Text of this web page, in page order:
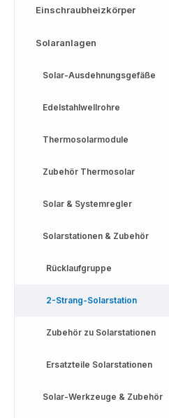
Einschraubheizkörper
Solaranlagen
Solar-Ausdehnungsgefäße
Edelstahlwellrohre
Thermosolarmodule
Zubehör Thermosolar
Solar & Systemregler
Solarstationen & Zubehör
Rücklaufgruppe
2-Strang-Solarstation
Zubehör zu Solarstationen
Ersatzteile Solarstationen
Solar-Werkzeuge & Zubehör